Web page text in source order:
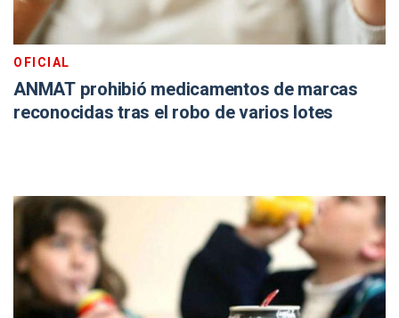
OFICIAL
ANMAT prohibió medicamentos de marcas
reconocidas tras el robo de varios lotes